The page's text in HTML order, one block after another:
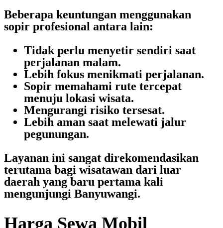
Beberapa keuntungan menggunakan
sopir profesional antara lain:
Tidak perlu menyetir sendiri saat
perjalanan malam.
Lebih fokus menikmati perjalanan.
Sopir memahami rute tercepat
menuju lokasi wisata.
Mengurangi risiko tersesat.
Lebih aman saat melewati jalur
pegunungan.
Layanan ini sangat direkomendasikan
terutama bagi wisatawan dari luar
daerah yang baru pertama kali
mengunjungi Banyuwangi.
Harga Sewa Mobil